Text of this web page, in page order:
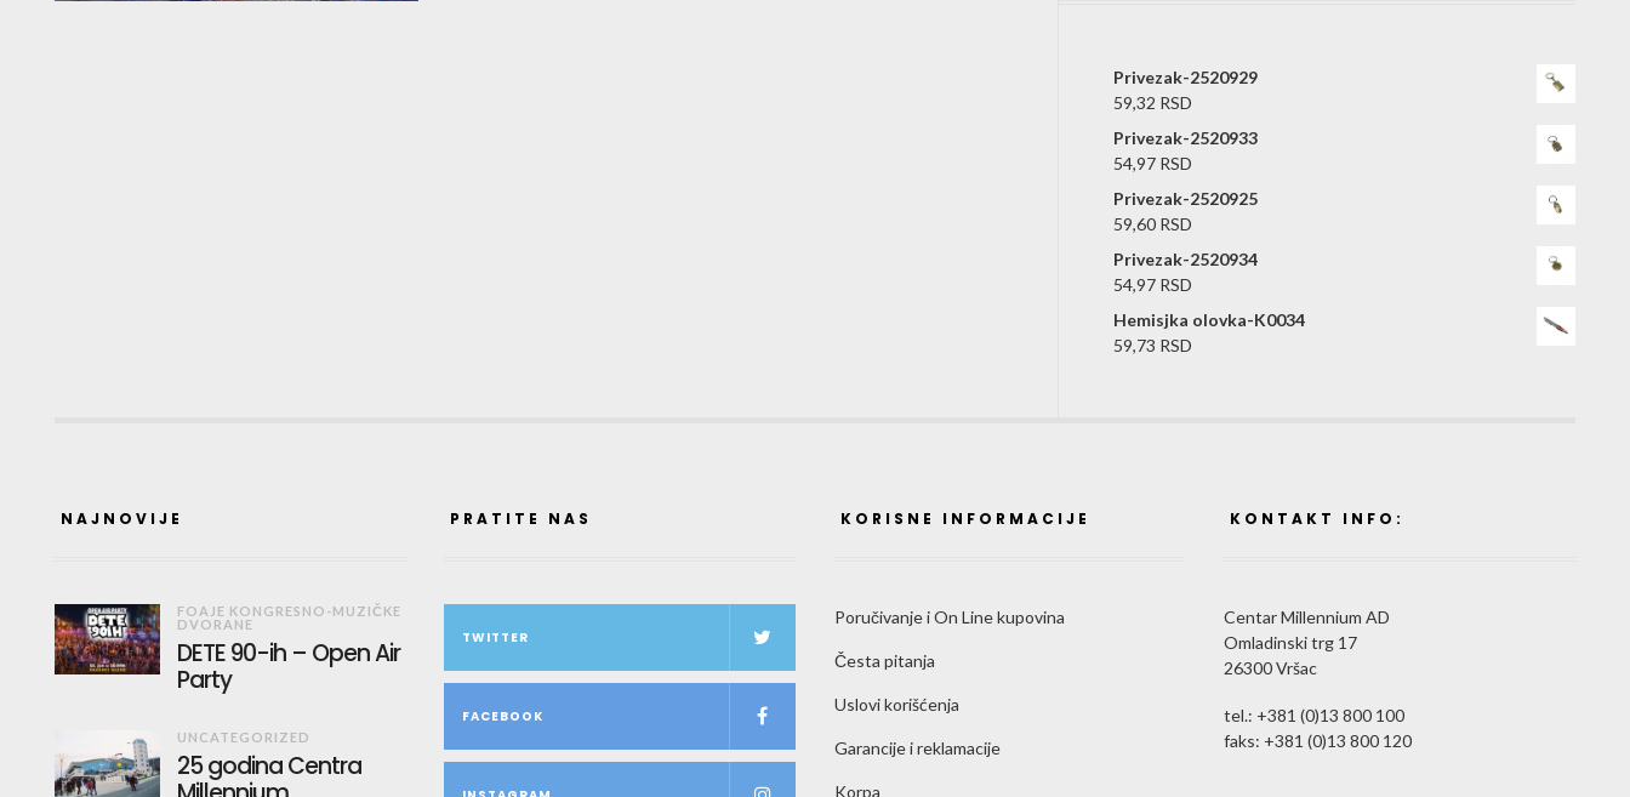
Privezak-2520929
59,32 RSD
Privezak-2520933
54,97 RSD
Privezak-2520925
59,60 RSD
Privezak-2520934
54,97 RSD
Hemisjka olovka-K0034
59,73 RSD
NAJNOVIJE
FOAJE KONGRESNO-MUZIČKE
DVORANE
DETE 90-ih – Open Air
Party
UNCATEGORIZED
25 godina Centra
PRATITE NAS
TWITTER
FACEBOOK
KORISNE INFORMACIJE
Poručivanje i On Line kupovina
Česta pitanja
Uslovi korišćenja
Garancije i reklamacije
Korpa
KONTAKT INFO:
Centar Millennium AD
Omladinski trg 17
26300 Vršac
tel.: +381 (0)13 800 100
faks: +381 (0)13 800 120